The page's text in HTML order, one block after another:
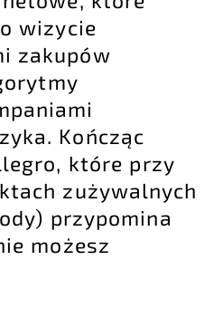
wizycie
zakupów
Kończąc
które przy
zużywalnych
przypomina
możesz